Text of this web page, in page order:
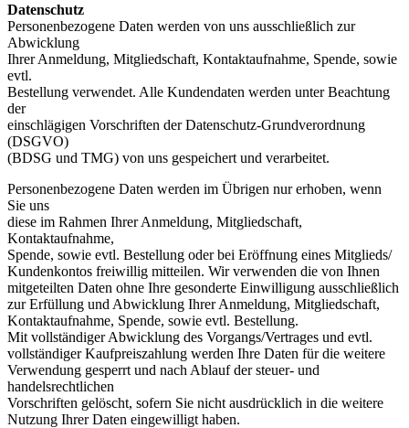
Datenschutz
Personenbezogene Daten werden von uns ausschließlich zur
Abwicklung
Ihrer Anmeldung, Mitgliedschaft, Kontaktaufnahme, Spende, sowie
evtl.
Bestellung verwendet. Alle Kundendaten werden unter Beachtung
der
einschlägigen Vorschriften der Datenschutz-Grundverordnung
(DSGVO)
(BDSG und TMG) von uns gespeichert und verarbeitet.
Personenbezogene Daten werden im Übrigen nur erhoben, wenn
Sie uns
diese im Rahmen Ihrer Anmeldung, Mitgliedschaft,
Kontaktaufnahme,
Spende, sowie evtl. Bestellung oder bei Eröffnung eines Mitglieds/
Kundenkontos freiwillig mitteilen. Wir verwenden die von Ihnen
mitgeteilten Daten ohne Ihre gesonderte Einwilligung ausschließlich
zur Erfüllung und Abwicklung Ihrer Anmeldung, Mitgliedschaft,
Kontaktaufnahme, Spende, sowie evtl. Bestellung.
Mit vollständiger Abwicklung des Vorgangs/Vertrages und evtl.
vollständiger Kaufpreiszahlung werden Ihre Daten für die weitere
Verwendung gesperrt und nach Ablauf der steuer- und
handelsrechtlichen
Vorschriften gelöscht, sofern Sie nicht ausdrücklich in die weitere
Nutzung Ihrer Daten eingewilligt haben.